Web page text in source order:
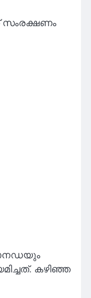
സംരക്ഷണം
കഴിഞ്ഞ